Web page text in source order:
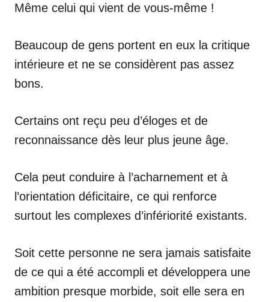
Même celui qui vient de vous-même !
Beaucoup de gens portent en eux la critique
intérieure et ne se considèrent pas assez
bons.
Certains ont reçu peu d’éloges et de
reconnaissance dès leur plus jeune âge.
Cela peut conduire à l’acharnement et à
l’orientation déficitaire, ce qui renforce
surtout les complexes d’infériorité existants.
Soit cette personne ne sera jamais satisfaite
de ce qui a été accompli et développera une
ambition presque morbide, soit elle sera en